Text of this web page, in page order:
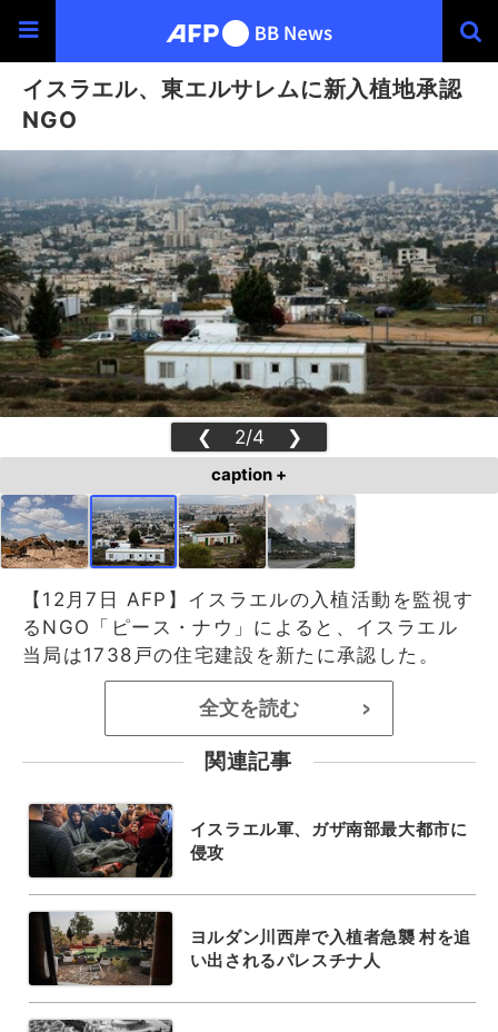
イスラエル、東エルサレムに新入植地承認
NGO
❮ 2/4 ❯
caption +
【12月7日 AFP】イスラエルの入植活動を監視す
るNGO「ピース・ナウ」によると、イスラエル
当局は1738戸の住宅建設を新たに承認した。
全文を読む >
関連記事
イスラエル軍、ガザ南部最大都市に
侵攻
ヨルダン川西岸で入植者急襲 村を追
い出されるパレスチナ人